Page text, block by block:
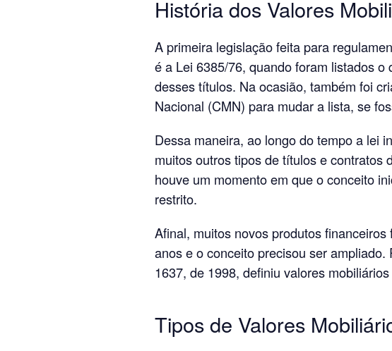
História dos Valores
A primeira legislação feita para
é a Lei 6385/76, quando foram listados
desses títulos. Na ocasião, também foi
Nacional (CMN) para mudar a lista, se
Dessa maneira, ao longo do tempo a lei
muitos outros tipos de títulos e contratos
houve um momento em que o conceito
restrito.
Afinal, muitos novos produtos
anos e o conceito precisou ser
1637, de 1998, definiu valores
Tipos de Valores